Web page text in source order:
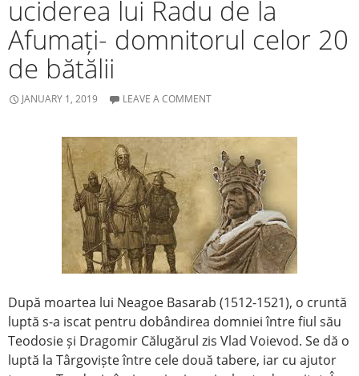
uciderea lui Radu de la
Afumați- domnitorul celor 20
de bătălii
JANUARY 1, 2019 LEAVE A COMMENT
După moartea lui Neagoe Basarab (1512-1521), o cruntă
luptă s-a iscat pentru dobândirea domniei între fiul său
Teodosie și Dragomir Călugărul zis Vlad Voievod. Se dă o
luptă la Târgoviște între cele două tabere, iar cu ajutor